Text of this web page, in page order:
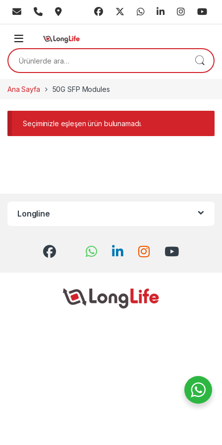
Skip to navigation
Skip to content
Ara:
Ana Sayfa 50G SFP Modules
Seçiminizle eşleşen ürün bulunamadı.
Longline